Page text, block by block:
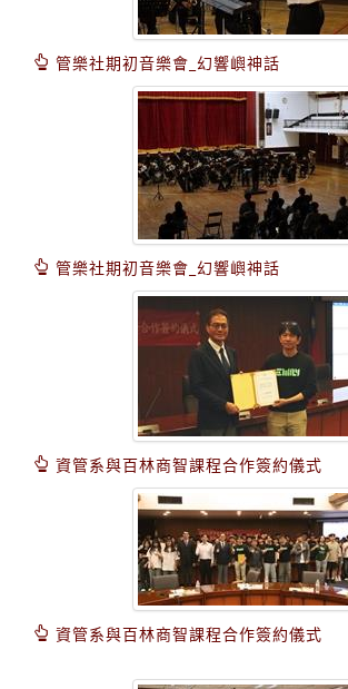
管樂社期初音樂會_幻響嶼神話
管樂社期初音樂會_幻響嶼神話
資管系與百林商智課程合作簽約儀式
資管系與百林商智課程合作簽約儀式